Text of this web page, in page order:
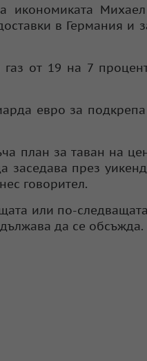
икономиката
в Германия и
от 19 на 7
евро за
план за таван на
заседава през
говорител.
или по-
да се обсъжда.